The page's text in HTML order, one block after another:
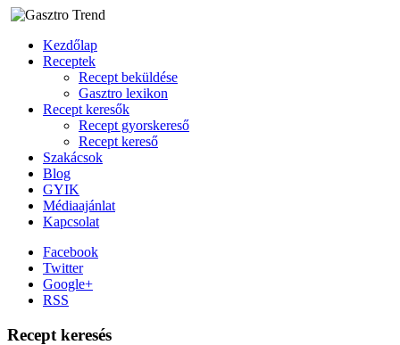
Kezdőlap
Receptek
Recept beküldése
Gasztro lexikon
Recept keresők
Recept gyorskereső
Recept kereső
Szakácsok
Blog
GYIK
Médiaajánlat
Kapcsolat
Facebook
Twitter
Google+
RSS
Recept keresés